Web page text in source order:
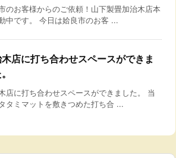
のお客様からのご依頼！山下製畳加治木店本
中です。 今日は姶良市のお客 ...
店に打ち合わせスペースができま
店に打ち合わせスペースができました。 当
タミマットを敷きつめた打ち合 ...